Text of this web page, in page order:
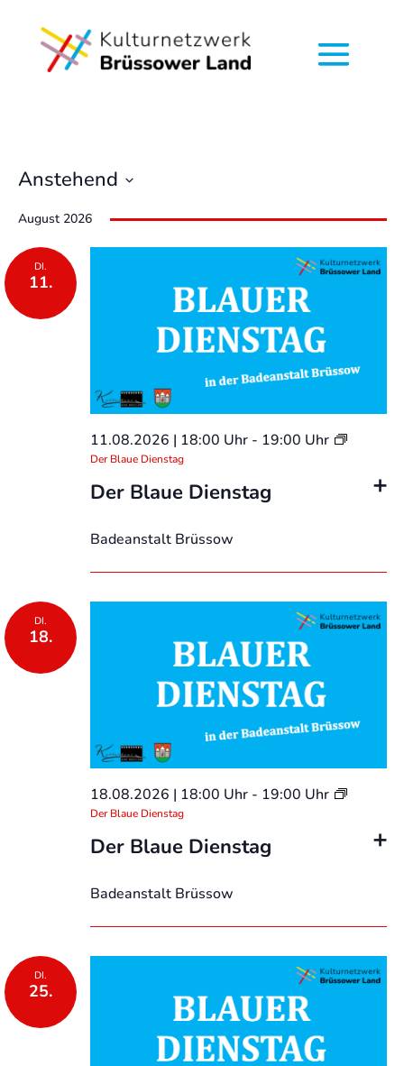
Anstehend
wählen.
August 2026
DI.
11.
Der Blaue Dienstag
11.08.2026 | 18:00 Uhr- 19:00 Uhr
Der Blaue Dienstag
Badeanstalt Brüssow
DI.
18.
Der Blaue Dienstag
18.08.2026 | 18:00 Uhr- 19:00 Uhr
Der Blaue Dienstag
Badeanstalt Brüssow
DI.
25.